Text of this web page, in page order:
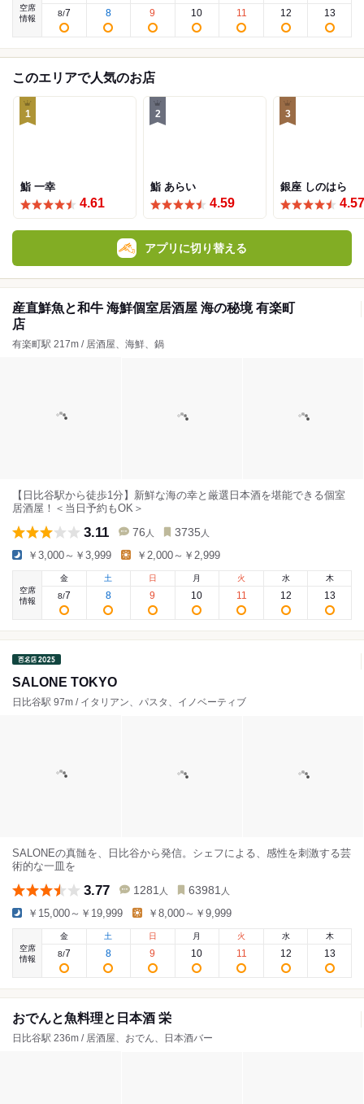
空席
情報
8/7 8 9 10 11 12 13
このエリアで人気のお店
1
鮨 一幸
4.61
2
鮨 あらい
4.59
3
銀座 しのはら
4.57
アプリに切り替える
産直鮮魚と和牛 海鮮個室居酒屋 海の秘境 有楽町
店
有楽町駅 217m / 居酒屋、海鮮、鍋
【日比谷駅から徒歩1分】新鮮な海の幸と厳選日本酒を堪能できる個室
居酒屋！＜当日予約もOK＞
3.11 76 人 3735 人
￥3,000～￥3,999 ￥2,000～￥2,999
空席
情報
金
8/7
土
8
日
9
月
10
火
11
水
12
木
13
SALONE TOKYO
日比谷駅 97m / イタリアン、パスタ、イノベーティブ
SALONEの真髄を、日比谷から発信。シェフによる、感性を刺激する芸
術的な一皿を
3.77 1281 人 63981 人
￥15,000～￥19,999 ￥8,000～￥9,999
空席
情報
金
8/7
土
8
日
9
月
10
火
11
水
12
木
13
おでんと魚料理と日本酒 栄
日比谷駅 236m / 居酒屋、おでん、日本酒バー